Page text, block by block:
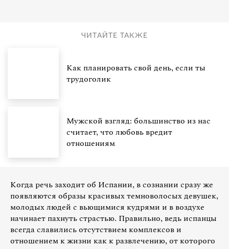
ЧИТАЙТЕ ТАКЖЕ
Как планировать свой день, если ты
трудоголик
Мужской взгляд: большинство из нас
считает, что любовь вредит
отношениям
Когда речь заходит об Испании, в сознании сразу же
появляются образы красивых темноволосых девушек,
молодых людей с вьющимися кудрями и в воздухе
начинает пахнуть страстью. Правильно, ведь испанцы
всегда славились отсутствием комплексов и
отношением к жизни как к развлечению, от которого